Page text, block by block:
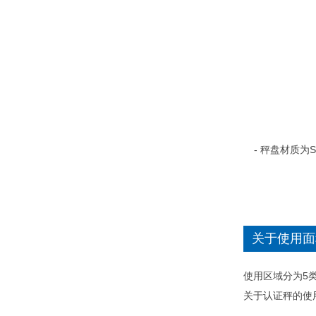
- 秤盘材质为
关于使用
使用区域分为5
关于认证秤的